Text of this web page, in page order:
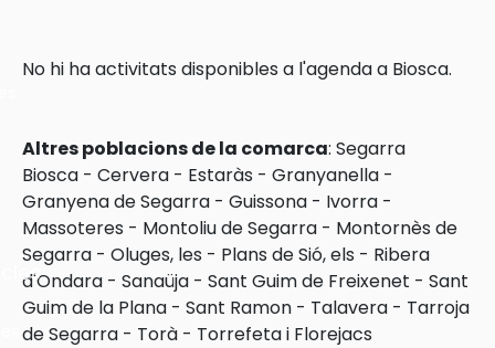
No hi ha activitats disponibles a l'agenda a Biosca.
Altres poblacions de la comarca: Segarra
Biosca - Cervera - Estaràs - Granyanella -
Granyena de Segarra - Guissona - Ivorra -
Massoteres - Montoliu de Segarra - Montornès de
Segarra - Oluges, les - Plans de Sió, els - Ribera
d'Ondara - Sanaüja - Sant Guim de Freixenet - Sant
Guim de la Plana - Sant Ramon - Talavera - Tarroja
de Segarra - Torà - Torrefeta i Florejacs